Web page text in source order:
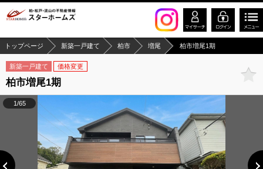
トップページ 新築一戸建て 柏市 増尾 柏市増尾1期
新築一戸建て 価格変更
柏市増尾1期
1/65